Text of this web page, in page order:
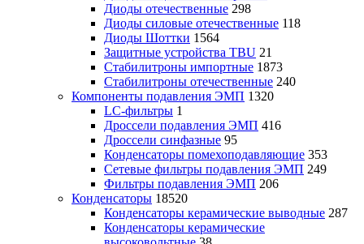
Диоды отечественные 298
Диоды силовые отечественные 118
Диоды Шоттки 1564
Защитные устройства TBU 21
Стабилитроны импортные 1873
Стабилитроны отечественные 240
Компоненты подавления ЭМП 1320
LC-фильтры 1
Дроссели подавления ЭМП 416
Дроссели синфазные 95
Конденсаторы помехоподавляющие 353
Сетевые фильтры подавления ЭМП 249
Фильтры подавления ЭМП 206
Конденсаторы 18520
Конденсаторы керамические выводные 287
Конденсаторы керамические